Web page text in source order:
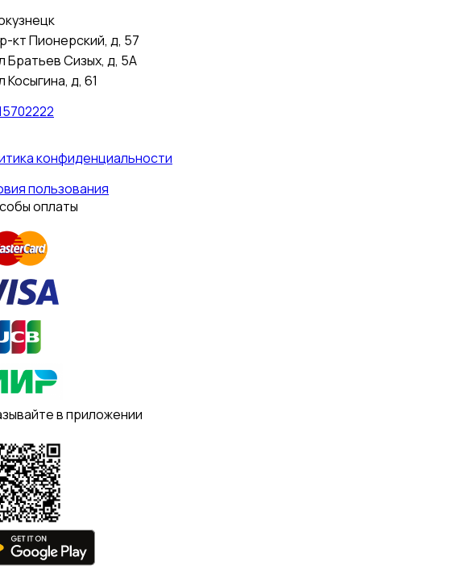
кт Пионерский, д, 57
Братьев Сизых, д, 5А
Косыгина, д, 61
конфиденциальности
пользования
оплаты
в приложении